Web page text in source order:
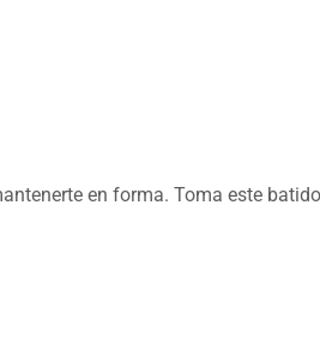
en forma. Toma este